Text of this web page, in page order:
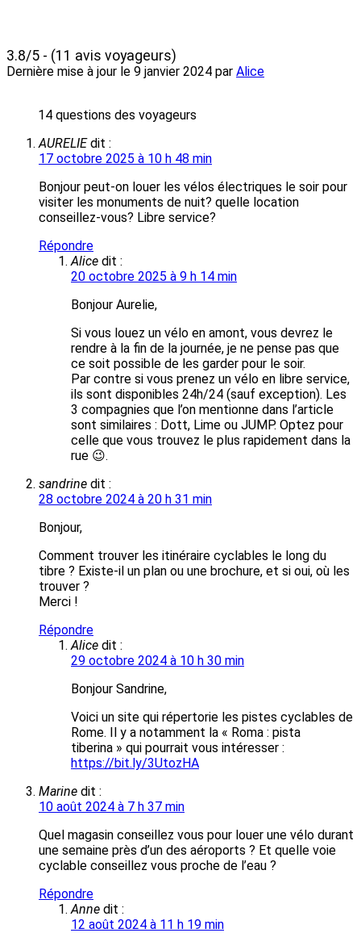
3.8/5 - (11 avis voyageurs)
Dernière mise à jour le 9 janvier 2024 par Alice
14 questions des voyageurs
AURELIE dit :
17 octobre 2025 à 10 h 48 min
Bonjour peut-on louer les vélos électriques le soir pour
visiter les monuments de nuit? quelle location
conseillez-vous? Libre service?
Répondre
Alice dit :
20 octobre 2025 à 9 h 14 min
Bonjour Aurelie,
Si vous louez un vélo en amont, vous devrez le
rendre à la fin de la journée, je ne pense pas que
ce soit possible de les garder pour le soir.
Par contre si vous prenez un vélo en libre service,
ils sont disponibles 24h/24 (sauf exception). Les
3 compagnies que l’on mentionne dans l’article
sont similaires : Dott, Lime ou JUMP. Optez pour
celle que vous trouvez le plus rapidement dans la
rue 😉.
sandrine dit :
28 octobre 2024 à 20 h 31 min
Bonjour,
Comment trouver les itinéraire cyclables le long du
tibre ? Existe-il un plan ou une brochure, et si oui, où les
trouver ?
Merci !
Répondre
Alice dit :
29 octobre 2024 à 10 h 30 min
Bonjour Sandrine,
Voici un site qui répertorie les pistes cyclables de
Rome. Il y a notamment la « Roma : pista
tiberina » qui pourrait vous intéresser :
https://bit.ly/3UtozHA
Marine dit :
10 août 2024 à 7 h 37 min
Quel magasin conseillez vous pour louer une vélo durant
une semaine près d’un des aéroports ? Et quelle voie
cyclable conseillez vous proche de l’eau ?
Répondre
Anne dit :
12 août 2024 à 11 h 19 min